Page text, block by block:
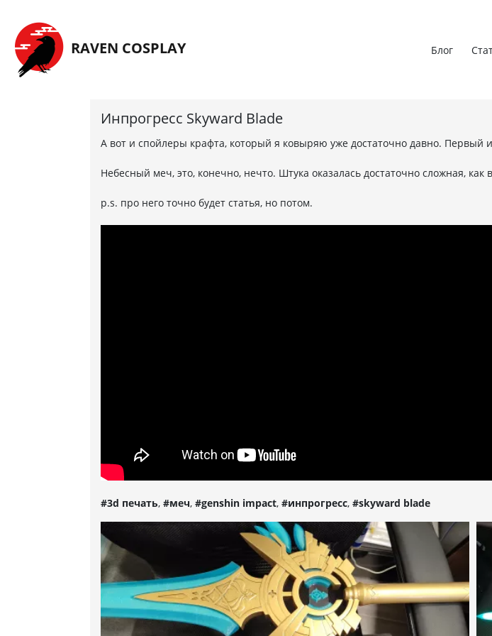
Перейти на главную страницу
RAVEN COSPLAY
Блог
Инпрогресс Skyward Blade
А вот и спойлеры крафта, который я ковыряю уже достаточно давно.
Небесный меч, это, конечно, нечто. Штука оказалась достаточно сложная,
p.s. про него точно будет статья, но потом.
#3d печать, #меч, #genshin impact, #инпрогресс, #skyward blade